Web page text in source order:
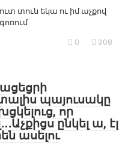
տուն եկա ու իմ աչքով
0 308
պայուսակը
որ
ընկել ա, էլ
ասելու